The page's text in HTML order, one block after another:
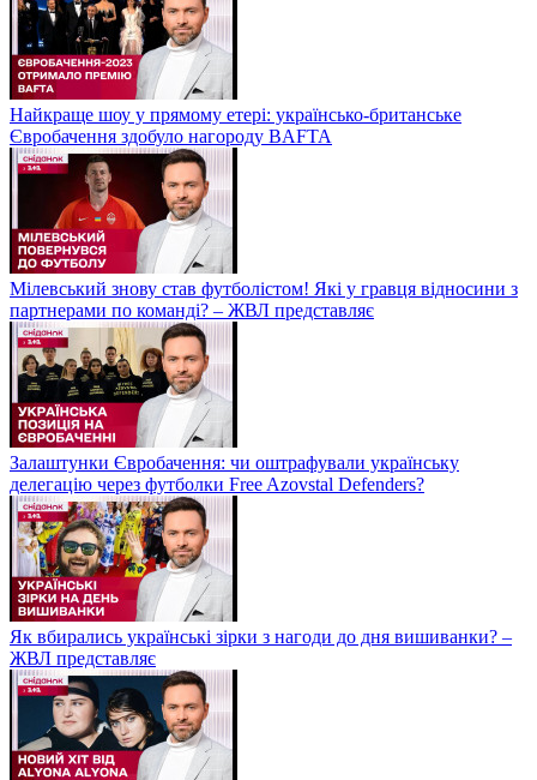
Найкраще шоу у прямому етері: українсько-британське
Євробачення здобуло нагороду BAFTA
Мілевський знову став футболістом! Які у гравця відносини з
партнерами по команді? – ЖВЛ представляє
Залаштунки Євробачення: чи оштрафували українську
делегацію через футболки Free Azovstal Defenders?
Як вбирались українські зірки з нагоди до дня вишиванки? –
ЖВЛ представляє